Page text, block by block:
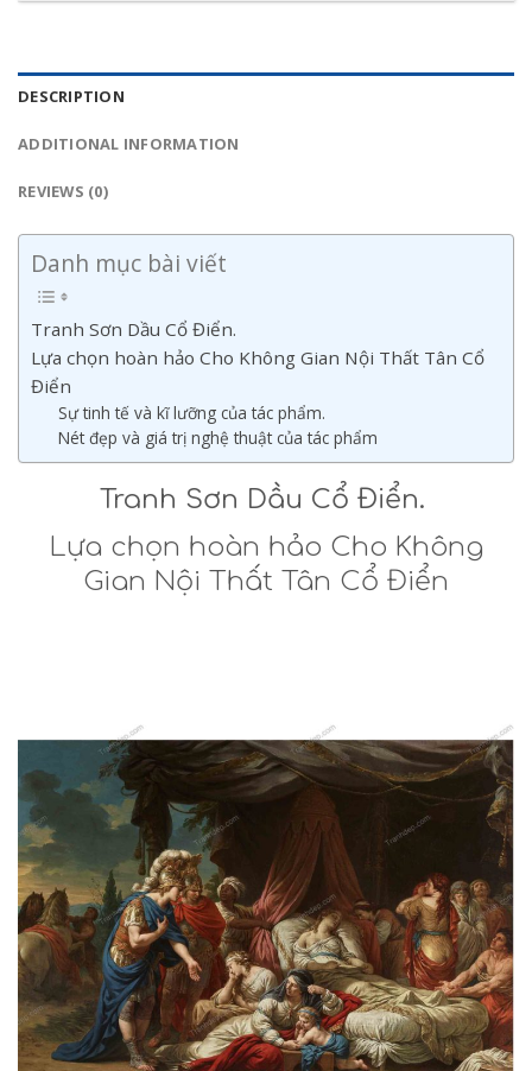
DESCRIPTION
ADDITIONAL INFORMATION
REVIEWS (0)
Danh mục bài viết
Tranh Sơn Dầu Cổ Điển.
Lựa chọn hoàn hảo Cho Không Gian Nội Thất Tân Cổ
Điển
Sự tinh tế và kĩ lưỡng của tác phẩm.
Nét đẹp và giá trị nghệ thuật của tác phẩm
Tranh Sơn Dầu Cổ Điển.
Lựa chọn hoàn hảo Cho Không
Gian Nội Thất Tân Cổ Điển